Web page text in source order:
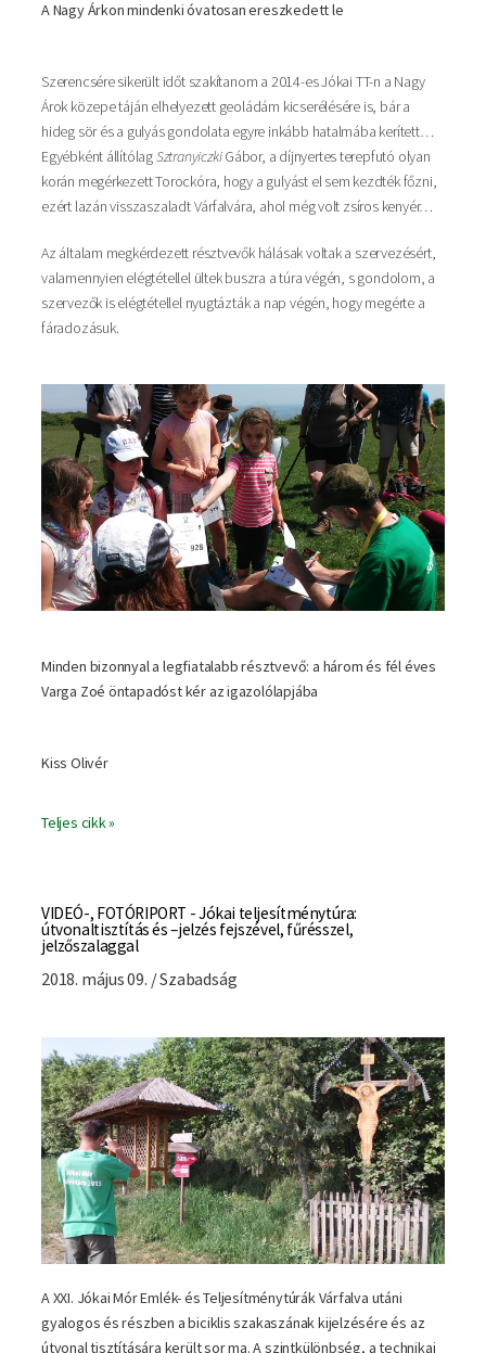
A Nagy Árkon mindenki óvatosan ereszkedett le
Szerencsére sikerült időt szakítanom a 2014-es Jókai TT-n a Nagy
Árok közepe táján elhelyezett geoládám kicserélésére is, bár a
hideg sör és a gulyás gondolata egyre inkább hatalmába kerített…
Egyébként állítólagSztranyiczkiGábor, a díjnyertes terepfutó olyan
korán megérkezett Torockóra, hogy a gulyást el sem kezdték főzni,
ezért lazán visszaszaladt Várfalvára, ahol még volt zsíros kenyér…
Az általam megkérdezett résztvevők hálásak voltak a szervezésért,
valamennyien elégtétellel ültek buszra a túra végén, s gondolom, a
szervezők is elégtétellel nyugtázták a nap végén, hogy megérte a
fáradozásuk.
Minden bizonnyal a legfiatalabb résztvevő: a három és fél éves
Varga Zoé öntapadóst kér az igazolólapjába
Kiss Olivér
Teljes cikk »
VIDEÓ-, FOTÓRIPORT - Jókai teljesítménytúra:
útvonaltisztítás és –jelzés fejszével, fűrésszel,
jelzőszalaggal
2018. május 09. / Szabadság
A XXI. Jókai Mór Emlék- és Teljesítménytúrák Várfalva utáni
gyalogos és részben a biciklis szakaszának kijelzésére és az
útvonal tisztítására került sor ma. A szintkülönbség, a technikai